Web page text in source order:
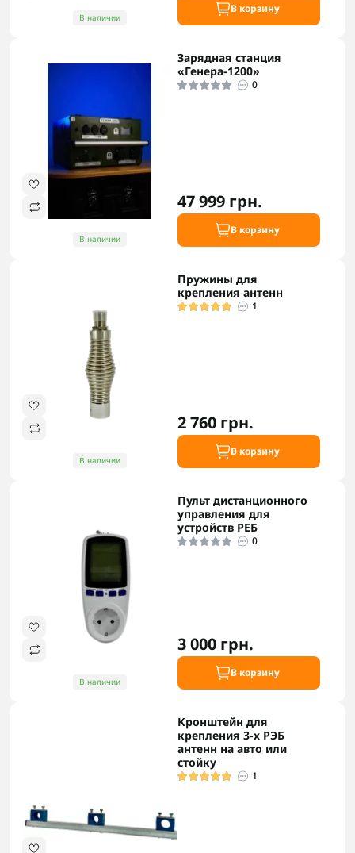
В наличии
В корзину
В наличии
Зарядная станция
«Генера-1200»
0
47 999 грн.
В корзину
В наличии
Пружины для
крепления антенн
1
2 760 грн.
В корзину
В наличии
Пульт дистанционного
управления для
устройств РЕБ
0
3 000 грн.
В корзину
Кронштейн для
крепления 3-х РЭБ
антенн на авто или
стойку
1